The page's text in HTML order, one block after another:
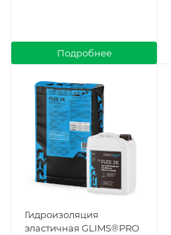
Подробнее
Гидроизоляция
эластичная GLIMS®PRO